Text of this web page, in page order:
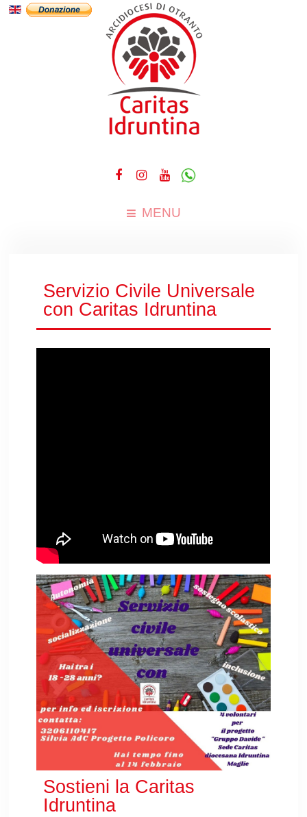
MENU
Servizio Civile Universale
con Caritas Idruntina
Sostieni la Caritas
Idruntina